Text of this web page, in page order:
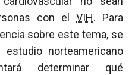
con el VIH. Para
sobre este tema, se
norteamericano
determinar qué